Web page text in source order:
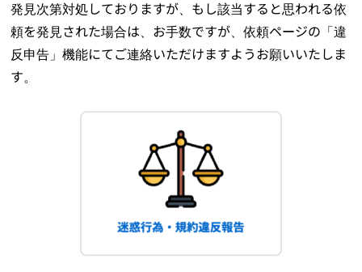
発見次第対処しておりますが、もし該当すると思われる依
頼を発見された場合は、お手数ですが、依頼ページの「違
反申告」機能にてご連絡いただけますようお願いいたしま
す。